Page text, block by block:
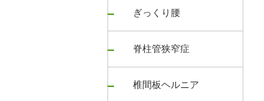
ぎっくり腰
脊柱管狭窄症
椎間板ヘルニア